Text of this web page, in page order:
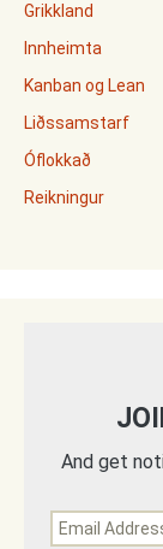
Grikkland
Innheimta
Kanban og Lean
Liðssamstarf
Óflokkað
Reikningur
And get